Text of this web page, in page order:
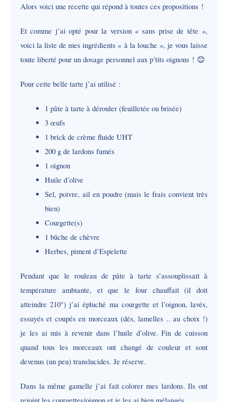
Alors voici une recette qui répond à toutes ces propositions !
Et comme j’ai opté pour la version « sans prise de tête »,
voici la liste de mes ingrédients « à la louche », je vous laisse
toute liberté pour un dosage personnel aux p’tits oignons ! 😊
Pour cette belle tarte j’ai utilisé :
1 pâte à tarte à dérouler (feuilletée ou brisée)
3 œufs
1 brick de crème fluide UHT
200 g de lardons fumés
1 oignon
Huile d’olive
Sel, poivre, ail en poudre (mais le frais convient très
bien)
Courgette(s)
1 bûche de chèvre
Herbes, piment d’Espelette
Pendant que le rouleau de pâte à tarte s’assouplissait à
température ambiante, et que le four chauffait (il doit
atteindre 210°) j’ai épluché ma courgette et l’oignon, lavés,
essuyés et coupés en morceaux (dés, lamelles .. au choix !)
je les ai mis à revenir dans l’huile d’olive. Fin de cuisson
quand tous les morceaux ont changé de couleur et sont
devenus (un peu) translucides. Je réserve.
Dans la même gamelle j’ai fait colorer mes lardons. Ils ont